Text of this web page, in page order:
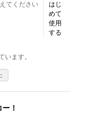
てください
はじ
めて
使用
する
います。
！